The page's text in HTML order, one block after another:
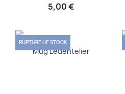
5,00 €
Mug Ledentelier
RUPTURE DE STOCK